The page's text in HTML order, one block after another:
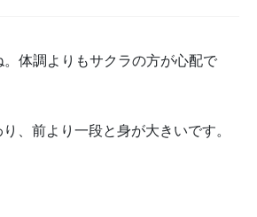
体調よりもサクラの方が心配で
、前より一段と身が大きいです。